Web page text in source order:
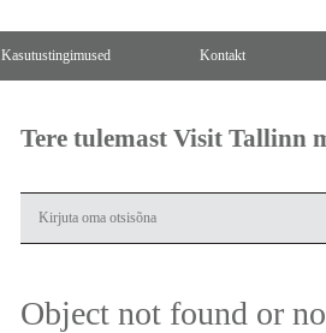
Kasutustingimused Kontakt
Tere tulemast Visit Tallinn
Object not found or